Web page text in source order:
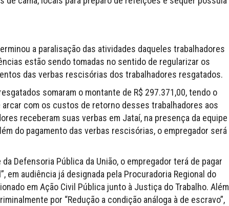
a paralisação das atividades daqueles trabalhadores
estão sendo tomadas no sentido de regularizar os
das verbas rescisórias dos trabalhadores resgatados.
somaram o montante de R$ 297.371,00, tendo o
com os custos de retorno desses trabalhadores aos
receberam suas verbas em Jataí, na presença da equipe
do pagamento das verbas rescisórias, o empregador será
Defensoria Pública da União, o empregador terá de pagar
em audiência já designada pela Procuradoria Regional do
em Ação Civil Pública junto à Justiça do Trabalho. Além
por “Redução a condição análoga à de escravo”,